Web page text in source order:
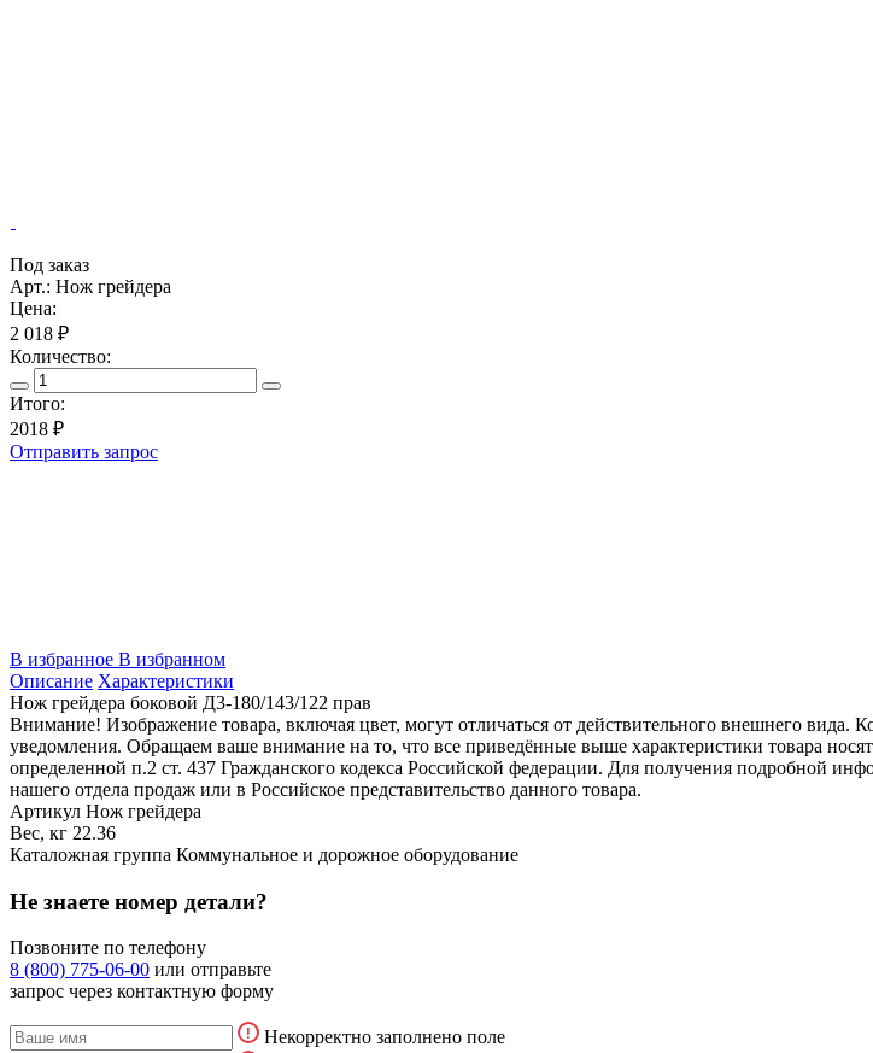
Под заказ
Арт.: Нож грейдера
Цена:
2 018 ₽
Количество:
Итого:
2018 ₽
Отправить запрос
В избранное В избранном
Описание Характеристики
Нож грейдера боковой Д3-180/143/122 прав
Внимание! Изображение товара, включая цвет, могут отличаться от действительного внешнего вида.
уведомления. Обращаем ваше внимание на то, что все приведённые выше характеристики товара
определенной п.2 ст. 437 Гражданского кодекса Российской федерации. Для получения подробной
нашего отдела продаж или в Российское представительство данного товара.
Артикул Нож грейдера
Вес, кг 22.36
Каталожная группа Коммунальное и дорожное оборудование
Не знаете номер детали?
Позвоните по телефону
8 (800) 775-06-00 или отправьте
запрос через контактную форму
Некорректно заполнено поле